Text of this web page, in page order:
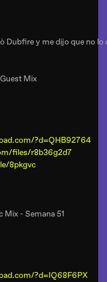
Dubfire y me dijo que no
Mix
?d=QHB92764
files/r8b36g2d7
8pkgvc
Mix - Semana 51
?d=IQ68F6PX